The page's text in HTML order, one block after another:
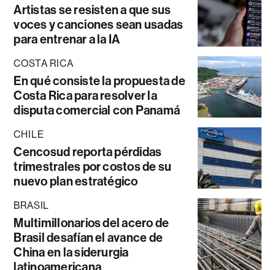
Artistas se resisten a que sus
voces y canciones sean usadas
para entrenar a la IA
COSTA RICA
En qué consiste la propuesta de
Costa Rica para resolver la
disputa comercial con Panamá
CHILE
Cencosud reporta pérdidas
trimestrales por costos de su
nuevo plan estratégico
BRASIL
Multimillonarios del acero de
Brasil desafían el avance de
China en la siderurgia
latinoamericana